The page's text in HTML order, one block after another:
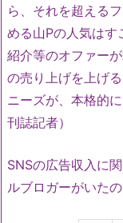
ら、それを超える
める山Pの人気はす
紹介等のオファー
の売り上げを上げ
ニーズが、本格的
刊誌記者）
SNSの広告収入に
ルブロガーがいたの